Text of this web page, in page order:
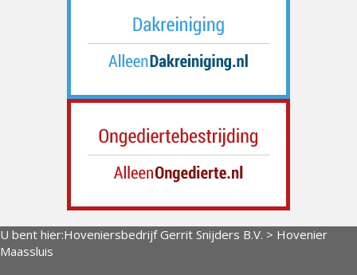
U bent hier:Hoveniersbedrijf Gerrit Snijders B.V. > Hovenier
Maassluis